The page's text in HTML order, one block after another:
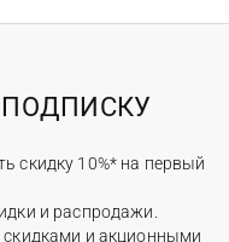
ПОДПИСКУ
скидку 10%* на первый
и распродажи.
скидками и акционными